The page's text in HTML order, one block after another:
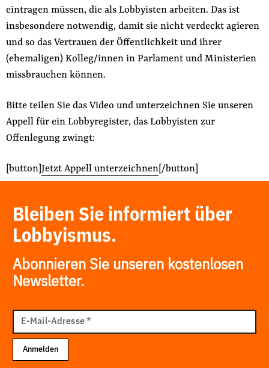
eintragen müssen, die als Lobbyisten arbeiten. Das ist
insbesondere notwendig, damit sie nicht verdeckt agieren
und so das Vertrauen der Öffentlichkeit und ihrer
(ehemaligen) Kolleg/innen in Parlament und Ministerien
missbrauchen können.
Bitte teilen Sie das Video und unterzeichnen Sie unseren
Appell für ein Lobbyregister, das Lobbyisten zur
Offenlegung zwingt:
[button] Jetzt Appell unterzeichnen[/button]
Bleiben Sie informiert über
Lobbyismus.
Abonnieren Sie unseren kostenlosen
Newsletter.
Mail
Adresse
E-Mail-Adresse*
Anmelden